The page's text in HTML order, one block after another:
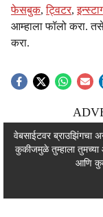
फेसबुक,ट्विटर,
आम्हाला फॉलो करा.
करा.
वेबसाईटवर ब्राउझिंगचा
कुकीजमुळे तुम्हाला
आणि